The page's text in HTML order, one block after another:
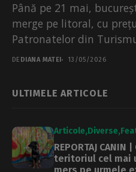
Până pe 21 mai,
merge pe litoral, cu
Patronatelor din
programul „Litoralul...
DE DIANA MATEI 13/05/2026
ULTIMELE ARTICOLE
Articole Diverse
REPORTAJ
teritoriul cel mai